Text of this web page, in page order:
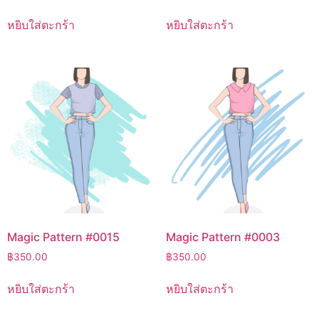
หยิบใส่ตะกร้า หยิบใส่ตะกร้า
Magic Pattern #0015
฿350.00
หยิบใส่ตะกร้า
Magic Pattern #0003
฿350.00
หยิบใส่ตะกร้า